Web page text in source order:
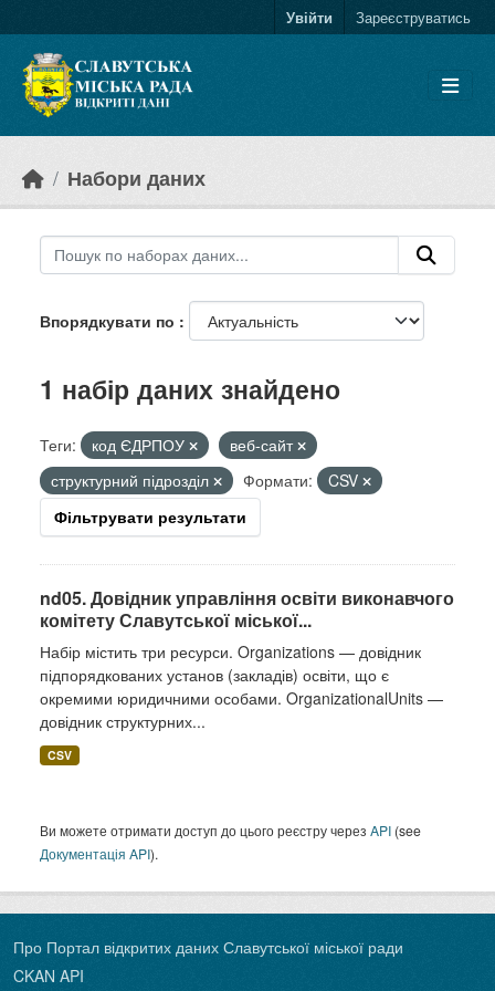
Увійти Зареєструватись
Набори даних
Впорядкувати по
1 набір даних знайдено
Теги: код ЄДРПОУ
веб-сайт
структурний підрозділ
Формати:
CSV
Фільтрувати результати
nd05. Довідник управління освіти виконавчого
комітету Славутської міської...
Набір містить три ресурси. Organizations — довідник
підпорядкованих установ (закладів) освіти, що є
окремими юридичними особами. OrganizationalUnits —
довідник структурних...
CSV
Ви можете отримати доступ до цього реєстру через API (see
Документація API).
Про Портал відкритих даних Славутської міської ради
CKAN API